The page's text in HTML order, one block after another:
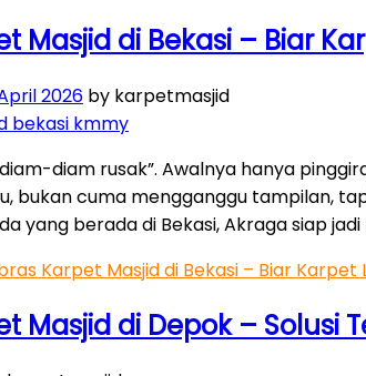
Masjid di Bekasi – Biar
2026 by karpetmasjid
diam rusak”. Awalnya hanya
bukan cuma mengganggu tampilan,
yang berada di Bekasi, Akraga siap
Karpet Masjid di Bekasi – Biar
Masjid di Depok – Solusi